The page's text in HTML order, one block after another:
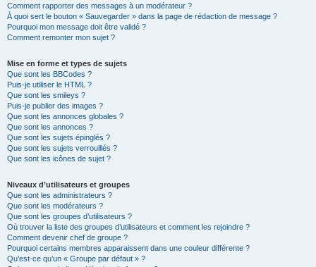
Comment rapporter des messages à un modérateur ?
À quoi sert le bouton « Sauvegarder » dans la page de rédaction de message ?
Pourquoi mon message doit être validé ?
Comment remonter mon sujet ?
Mise en forme et types de sujets
Que sont les BBCodes ?
Puis-je utiliser le HTML ?
Que sont les smileys ?
Puis-je publier des images ?
Que sont les annonces globales ?
Que sont les annonces ?
Que sont les sujets épinglés ?
Que sont les sujets verrouillés ?
Que sont les icônes de sujet ?
Niveaux d’utilisateurs et groupes
Que sont les administrateurs ?
Que sont les modérateurs ?
Que sont les groupes d’utilisateurs ?
Où trouver la liste des groupes d’utilisateurs et comment les rejoindre ?
Comment devenir chef de groupe ?
Pourquoi certains membres apparaissent dans une couleur différente ?
Qu’est-ce qu’un « Groupe par défaut » ?